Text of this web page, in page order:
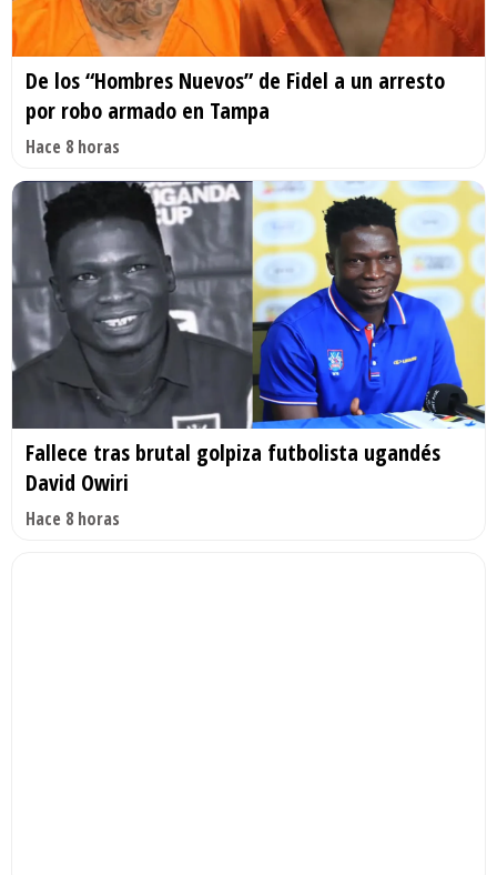
De los “Hombres Nuevos” de Fidel a un arresto
por robo armado en Tampa
Hace 8 horas
Fallece tras brutal golpiza futbolista ugandés
David Owiri
Hace 8 horas